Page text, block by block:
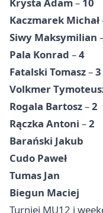
Krysta Adam– 10
Kaczmarek Michał
Siwy Maksymilian
Pala Konrad –4
Fatalski Tomasz–3
Volkmer
Rogala Bartosz–2
Rączka Antoni –2
Barański Jakub
Cudo Paweł
Tumas Jan
Biegun Maciej
Turniej MU12 i